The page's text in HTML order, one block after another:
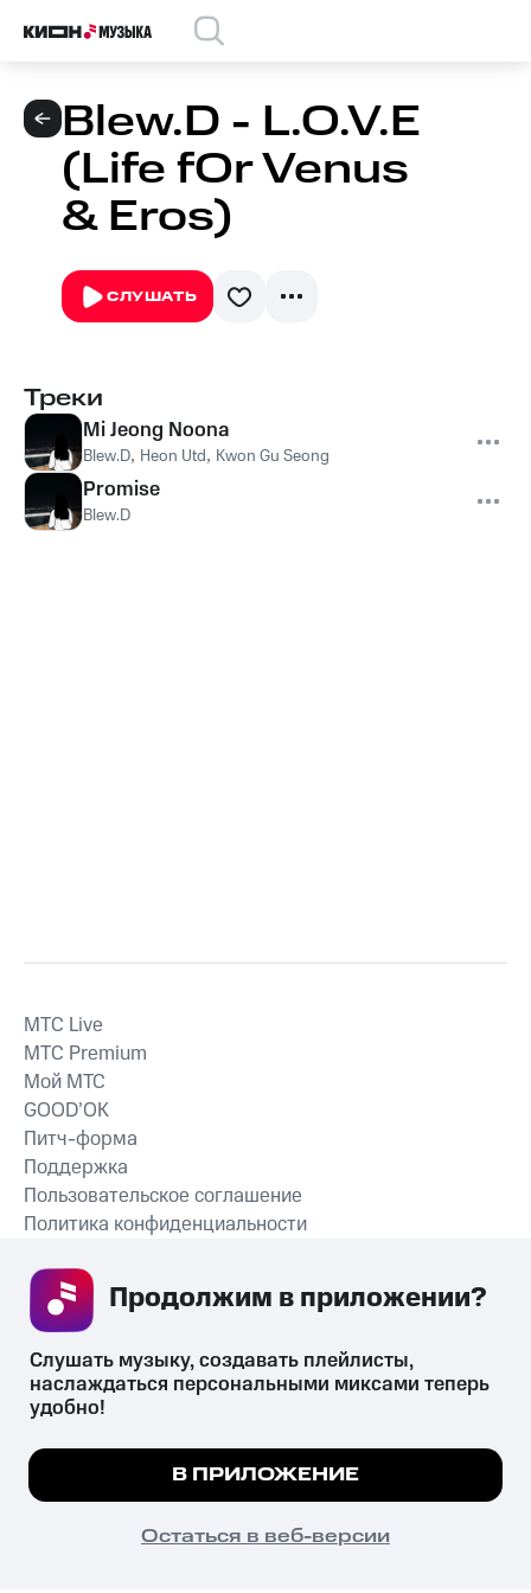
Blew.D - L.O.V.E
(Life fOr Venus
& Eros)
СЛУШАТЬ
Треки
Mi Jeong Noona
Blew.D, Heon Utd, Kwon Gu Seong
Promise
Blew.D
СКАЧАТЬ ПРИЛОЖЕНИЕ
MTС Live
MTС Premium
Мой МТС
GOOD’OK
Питч-форма
Поддержка
Пользовательское соглашение
Политика конфиденциальности
психотропных веществ, их аналогов причиняет вред здоровью,
их незаконный оборот запрещён и влечёт установленную
законодательством ответственность.
© 2026 ООО «КИОН».
Все права защищены
Мы используем куки, чтобы на сайте все
Подробнее
ПОНЯТНО
Слушать музыку, создавать плейлисты,
наслаждаться персональными миксами теперь
удобно!
В ПРИЛОЖЕНИЕ
Остаться в веб-версии